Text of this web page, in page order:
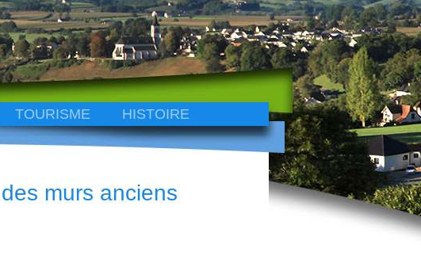
TOURISME HISTOIRE
murs anciens